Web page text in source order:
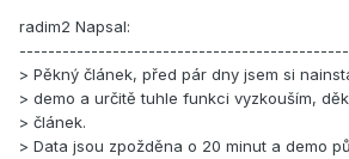
radim2 Napsal:
> Pěkný článek, před pár dny jsem si
> demo a určitě tuhle funkci vyzkouším,
> článek.
> Data jsou zpožděna o 20 minut a demo